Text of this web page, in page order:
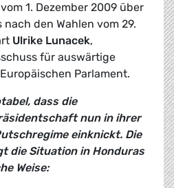
1. Dezember 2009 über
den Wahlen vom 29.
Ulrike Lunacek,
für auswärtige
Parlament.
dass die
nun in ihrer
einknickt. Die
die Situation in Honduras
Weise: